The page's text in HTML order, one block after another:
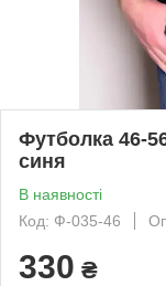
Футболка 46-
синя
В наявності
Код: Ф-035-46
330 ₴